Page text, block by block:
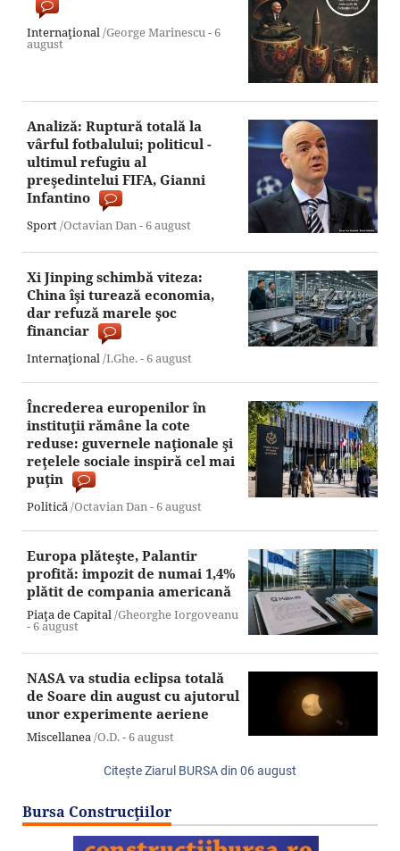
Internaţional/George Marinescu -6
august
Analiză: Ruptură totală la
vârful fotbalului; politicul -
ultimul refugiu al
preşedintelui FIFA, Gianni
Infantino
Sport/Octavian Dan -6 august
Xi Jinping schimbă viteza:
China îşi turează economia,
dar refuză marele şoc
financiar
Internaţional/I.Ghe. -6 august
Încrederea europenilor în
instituţii rămâne la cote
reduse: guvernele naţionale şi
reţelele sociale inspiră cel mai
puţin
Politică/Octavian Dan -6 august
Europa plăteşte, Palantir
profită: impozit de numai 1,4%
plătit de compania americană
Piaţa de Capital/Gheorghe Iorgoveanu
-6 august
NASA va studia eclipsa totală
de Soare din august cu ajutorul
unor experimente aeriene
Miscellanea/O.D. -6 august
Citeşte Ziarul BURSA din 06 august
Bursa Construcţiilor